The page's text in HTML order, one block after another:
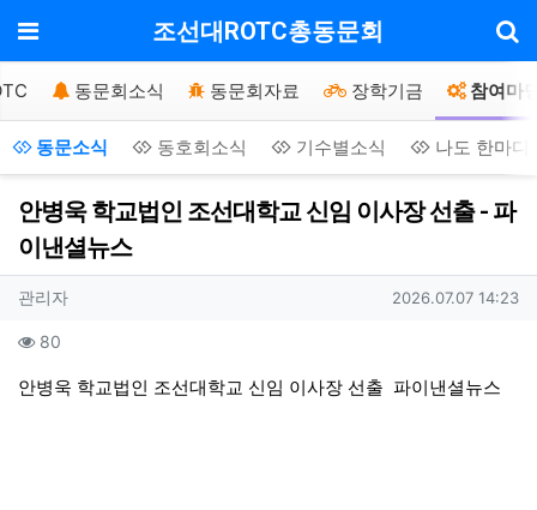
메뉴 조선대ROTC총동문회
동문회소식 동문회자료 장학기금 참여마
동문소식 동호회소식 기수별소식 나도 한마디
안병욱 학교법인 조선대학교 신임 이사장 선출 - 파
이낸셜뉴스
작성자 정보
관리자작성 작성일
2026.07.07 14:23
컨텐츠 정보
80
본문
안병욱 학교법인 조선대학교 신임 이사장 선출 파이낸셜뉴스